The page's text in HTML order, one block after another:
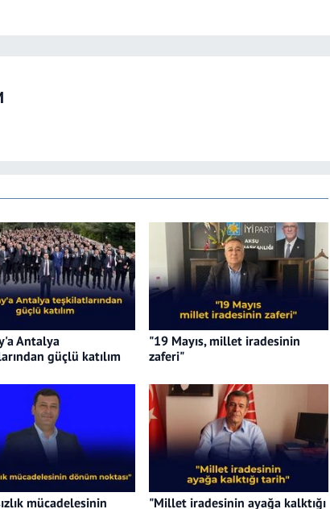
Antalya
güçlü katılım
"19 Mayıs, millet iradesinin
zaferi"
mücadelesinin "Millet iradesinin ayağa kalktığı